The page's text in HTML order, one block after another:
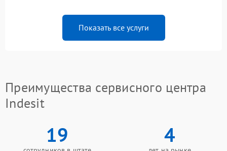
Показать все услуги
Преимущества сервисного центра
Indesit
19 4